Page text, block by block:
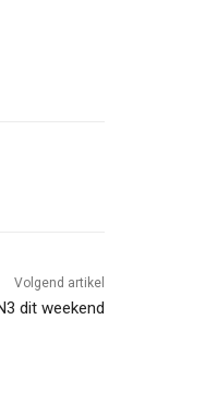
Volgend artikel
dit weekend